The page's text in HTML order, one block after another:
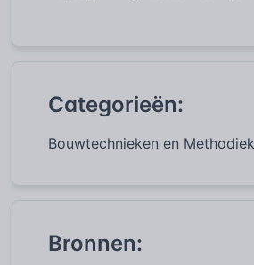
Categorieën:
Bouwtechnieken en
Bronnen: